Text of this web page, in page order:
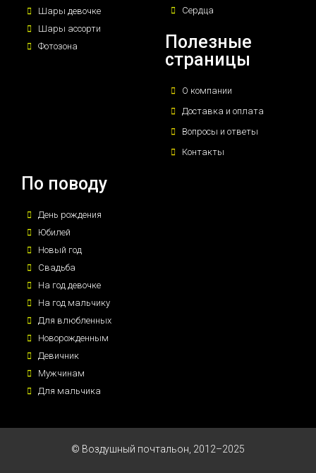
Шары девочке
Шары ассорти
Фотозона
Сердца
Полезные
страницы
О компании
Доставка и оплата
Вопросы и ответы
Контакты
По поводу
День рождения
Юбилей
Новый год
Свадьба
На год девочке
На год мальчику
Для влюбленных
Новорожденным
Девичник
Мужчинам
Для мальчика
© Воздушный почтальон, 2012–2025